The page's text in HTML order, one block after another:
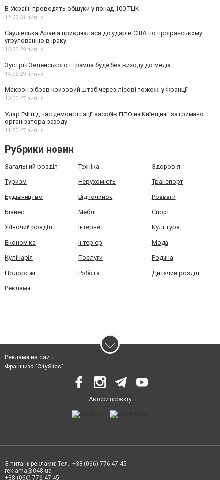
В Україні проводять обшуки у понад 100 ТЦК
12:22,31 липня
Саудівська Аравія приєдналася до ударів США по проіранському
угрупованню в Іраку
15:23,29 липня
Зустріч Зеленського і Трампа буде без виходу до медіа
14:05,29 липня
Макрон зібрав кризовий штаб через лісові пожежі у Франції
13:00,27 липня
Удар РФ під час демонстрації засобів ППО на Київщині: затримано
організатора заходу
11:50,27 липня
Рубрики новин
Загальний розділ Техніка Здоров'я
Туризм Нерухомість Транспорт
Будівництво Відпочинок Розваги
Бізнес Меблі Спорт
Жіночий розділ Інтернет Культура
Економіка Інтер'єр Мода
Кулінарія Послуги Родина
Подорожі Робота Дитячий розділ
Реклама
Реклама на сайті
Франшиза "CitySites"
Автори проєкту
З питань реклами: Тел.: +38 (066) 776-47-45
reklama@048.ua
+38 (066) 776-47-45